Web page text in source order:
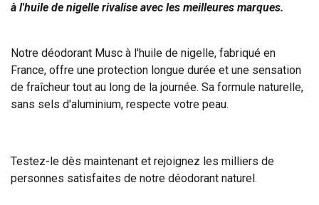
à l'huile de nigelle rivalise avec les meilleures marques.
Notre déodorant Musc à l'huile de nigelle, fabriqué en
France, offre une protection longue durée et une sensation
de fraîcheur tout au long de la journée. Sa formule naturelle,
sans sels d'aluminium, respecte votre peau.
Testez-le dès maintenant et rejoignez les milliers de
personnes satisfaites de notre déodorant naturel.